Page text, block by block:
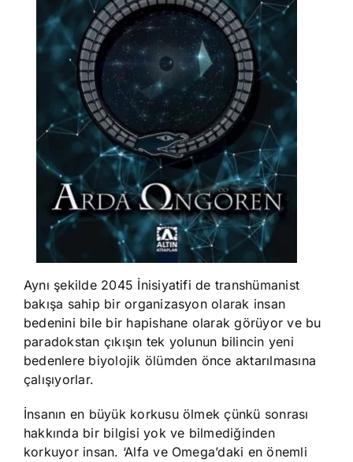
Aynı şekilde 2045 İnisiyatifi de transhümanist
bakışa sahip bir organizasyon olarak insan
bedenini bile bir hapishane olarak görüyor ve bu
paradokstan çıkışın tek yolunun bilincin yeni
bedenlere biyolojik ölümden önce aktarılmasına
çalışıyorlar.
İnsanın en büyük korkusu ölmek çünkü sonrası
hakkında bir bilgisi yok ve bilmediğinden
korkuyor insan. ‘Alfa ve Omega’daki en önemli